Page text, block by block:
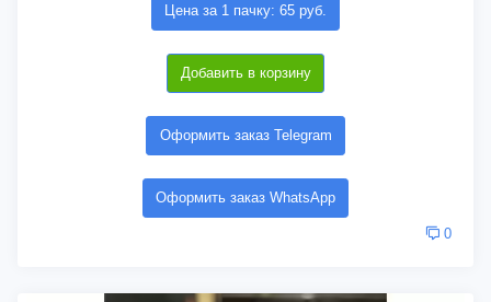
Цена за 1 пачку: 65 руб.
Добавить в корзину
Оформить заказ Telegram
Оформить заказ WhatsApp
0